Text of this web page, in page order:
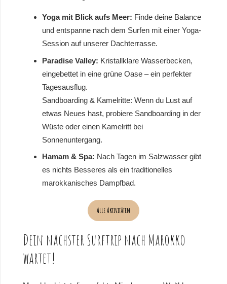
Yoga mit Blick aufs Meer: Finde deine Balance
und entspanne nach dem Surfen mit einer Yoga-
Session auf unserer Dachterrasse.
Paradise Valley: Kristallklare Wasserbecken,
eingebettet in eine grüne Oase – ein perfekter
Tagesausflug.
Sandboarding & Kamelritte: Wenn du Lust auf
etwas Neues hast, probiere Sandboarding in der
Wüste oder einen Kamelritt bei
Sonnenuntergang.
Hamam & Spa: Nach Tagen im Salzwasser gibt
es nichts Besseres als ein traditionelles
marokkanisches Dampfbad.
Alle Aktivitäten
Dein nächster Surftrip nach Marokko
wartet!